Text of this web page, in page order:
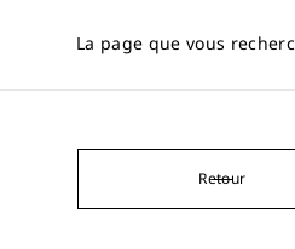
La page que vous
Retour